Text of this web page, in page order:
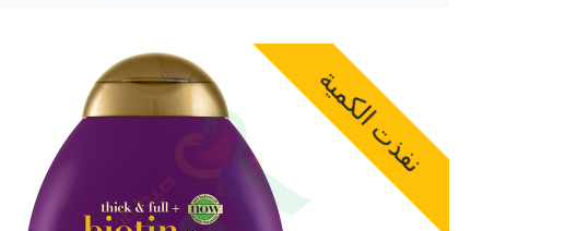
نفذت الكمية